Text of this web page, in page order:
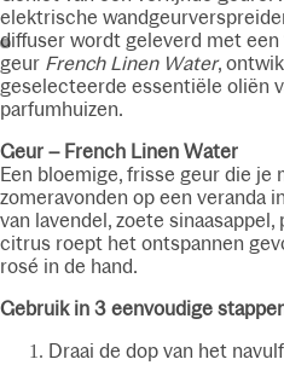
elektrische
diffuser wordt geleverd met
geur French Linen Water,
geselecteerde essentiële oliën
parfumhuizen.
Geur – French Linen Water
Een bloemige, frisse geur die je
zomeravonden op een veranda
van lavendel, zoete
citrus roept het ontspannen
rosé in de hand.
Gebruik in 3 eenvoudige
Draai de dop van het